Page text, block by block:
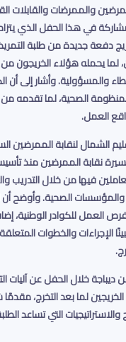
والممرضات والقابلات
في هذا الحفل الذي
دفعة جديدة من طلبة
يحمله هؤلاء الخريجون
والمسؤولية. وأشار إلى أن
الصحية، لما تقدمه
العمل.
الشمال لنقابة الممرضين
نقابة الممرضين منذ
فيها من خلال التدريب
والمؤسسات الصحية. وأوضح أن
العمل للكوادر الوطنية،
الإجراءات والخطوات
.
ديباجة خلال الحفل عن آليات
لما بعد التخرج، مقدمًا
التي تساعد